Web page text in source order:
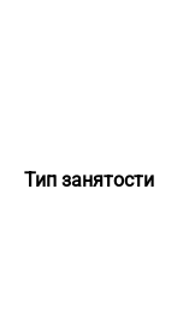
Тип занятости